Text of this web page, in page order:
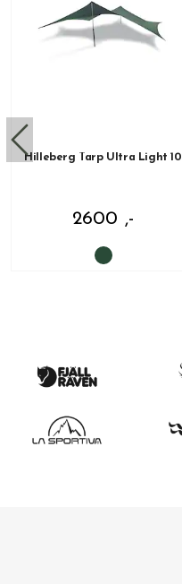
Hilleberg Tarp Ultra Light 10
2600 ,-